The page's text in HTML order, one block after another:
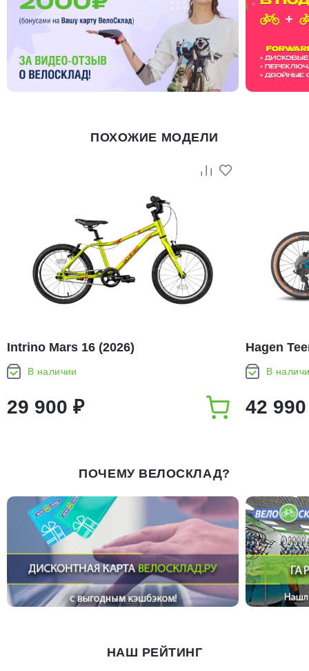
ПОХОЖИЕ МОДЕЛИ
Intrino Mars 16 (2026)
В наличии
29 900 ₽
Hagen
В
42
ПОЧЕМУ ВЕЛОСКЛАД?
НАШ РЕЙТИНГ